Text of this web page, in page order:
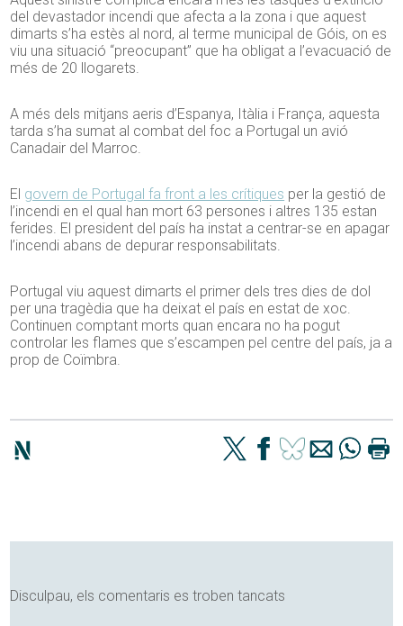
del devastador incendi que afecta a la zona i que aquest
dimarts s’ha estès al nord, al terme municipal de Góis, on es
viu una situació “preocupant” que ha obligat a l’evacuació de
més de 20 llogarets.
A més dels mitjans aeris d’Espanya, Itàlia i França, aquesta
tarda s’ha sumat al combat del foc a Portugal un avió
Canadair del Marroc.
El govern de Portugal fa front a les crítiques per la gestió de
l’incendi en el qual han mort 63 persones i altres 135 estan
ferides. El president del país ha instat a centrar-se en apagar
l’incendi abans de depurar responsabilitats.
Portugal viu aquest dimarts el primer dels tres dies de dol
per una tragèdia que ha deixat el país en estat de xoc.
Continuen comptant morts quan encara no ha pogut
controlar les flames que s’escampen pel centre del país, ja a
prop de Coïmbra.
Disculpau, els comentaris es troben tancats